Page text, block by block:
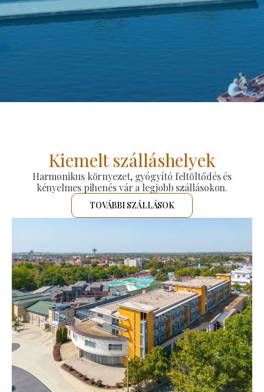
Kiemelt szálláshelyek
Harmonikus környezet, gyógyító feltöltődés és
kényelmes pihenés vár a legjobb szállásokon.
TOVÁBBI SZÁLLÁSOK